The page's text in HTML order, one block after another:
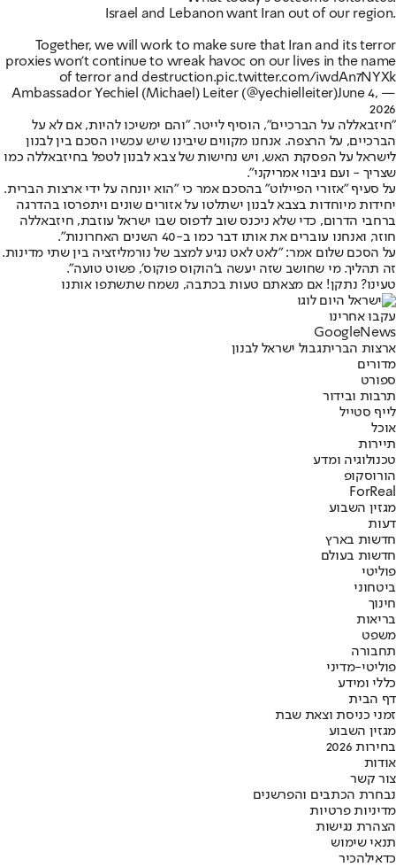
Israel and Lebanon want Iran out of our region.
Together, we will work to make sure that Iran and its terror
proxies won’t continue to wreak havoc on our lives in the name
of terror and destruction.pic.twitter.com/iwdAn7NYXk
— Ambassador Yechiel (Michael) Leiter (@yechielleiter)
June 4,
2026
"חיזבאללה על הברכיים", הוסיף לייטר. "והם ימשיכו להיות, אם לא על
הברכיים, על הרצפה. אנחנו מקווים שיבינו שיש עכשיו הסכם בין לבנון
לישראל על הפסקת האש, ויש נחישות של צבא לבנון לטפל בחיזבאללה כמו
שצריך - ועם גיבוי אמריקני".
על סעיף "אזורי הפיילוט" בהסכם אמר כי "הוא יונחה על ידי ארצות הברית.
יחידות מיוחדות בצבא לבנון ישתלטו על אזורים שונים ויתפרסו בהדרגה
ברחבי הדרום, כדי שלא ניכנס שוב לדפוס שבו ישראל עוזבת, חיזבאללה
חוזר, ואנחנו עוברים את אותו דבר כמו ב-40 השנים האחרונות".
על הסכם שלום אמר: "לאט לאט נגיע למצב של נורמליזציה בין שתי מדינות.
זה תהליך. מי שחושב שזה יעשה ב'הוקוס פוקוס', פשוט טועה".
טעינו? נתקן! אם מצאתם טעות בכתבה, נשמח שתשתפו אותנו
עקבו אחרינו
Googl eNews
ארצות הבריתגבול ישראל לבנון
מדורים
ספורט
תרבות ובידור
לייף סטייל
אוכל
תיירות
טכנולוגיה ומדע
הורוסקופ
ForReal
מגזין השבוע
דעות
חדשות בארץ
חדשות בעולם
פוליטי
ביטחוני
חינוך
בריאות
משפט
תחבורה
פוליטי-מדיני
כללי ומידע
דף הבית
זמני כניסת וצאת שבת
מגזין השבוע
בחירות 2026
אודות
צור קשר
נבחרת הכתבים והפרשנים
מדיניות פרטיות
הצהרת נגישות
תנאי שימוש
כדאילהכיר